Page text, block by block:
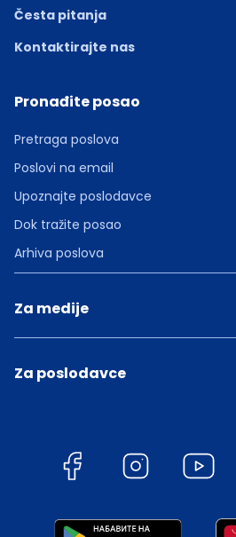
Česta pitanja
Kontaktirajte nas
Pronađite posao
Pretraga poslova
Poslovi na email
Upoznajte poslodavce
Dok tražite posao
Arhiva poslova
Za medije
Za poslodavce